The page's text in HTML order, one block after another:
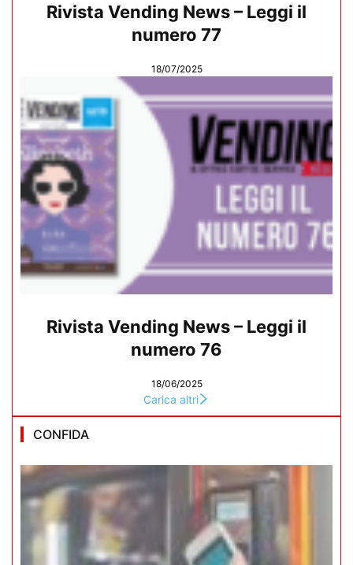
Rivista Vending News – Leggi il
numero 77
18/07/2025
Rivista Vending News – Leggi il
numero 76
18/06/2025
Carica altri
CONFIDA